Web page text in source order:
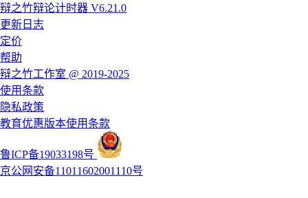
辩之竹辩论计时器 V6.21.0
更新日志
定价
帮助
辩之竹工作室 @ 2019-2025
使用条款
隐私政策
教育优惠版本使用条款
鲁ICP备19033198号
京公网安备11011602001110号